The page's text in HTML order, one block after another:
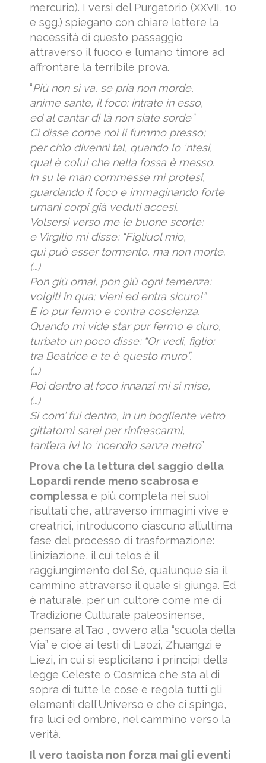
mercurio). I versi del Purgatorio (XXVII, 10
e sgg.) spiegano con chiare lettere la
necessità di questo passaggio
attraverso il fuoco e l’umano timore ad
affrontare la terribile prova.
“Più non si va, se pria non morde,
anime sante, il foco: intrate in esso,
ed al cantar di là non siate sorde”
Ci disse come noi li fummo presso;
per ch’io divenni tal, quando lo ‘ntesi,
qual è colui che nella fossa è messo.
In su le man commesse mi protesi,
guardando il foco e immaginando forte
umani corpi già veduti accesi.
Volsersi verso me le buone scorte;
e Virgilio mi disse: “Figliuol mio,
qui può esser tormento, ma non morte.
(…)
Pon giù omai, pon giù ogni temenza:
volgiti in qua; vieni ed entra sicuro!”
E io pur fermo e contra coscienza.
Quando mi vide star pur fermo e duro,
turbato un poco disse: “Or vedi, figlio:
tra Beatrice e te è questo muro”.
(…)
Poi dentro al foco innanzi mi si mise,
(…)
Sì com’ fui dentro, in un bogliente vetro
gittatomi sarei per rinfrescarmi,
tant’era ivi lo ‘ncendio sanza metro”
Prova che la lettura del saggio della
Lopardi rende meno scabrosa e
complessa e più completa nei suoi
risultati che, attraverso immagini vive e
creatrici, introducono ciascuno all’ultima
fase del processo di trasformazione:
l’iniziazione, il cui telos è il
raggiungimento del Sé, qualunque sia il
cammino attraverso il quale si giunga. Ed
è naturale, per un cultore come me di
Tradizione Culturale paleosinense,
pensare al Tao , ovvero alla “scuola della
Via” e cioè ai testi di Laozi, Zhuangzi e
Liezi, in cui si esplicitano i principi della
legge Celeste o Cosmica che sta al di
sopra di tutte le cose e regola tutti gli
elementi dell’Universo e che ci spinge,
fra luci ed ombre, nel cammino verso la
verità.
Il vero taoista non forza mai gli eventi